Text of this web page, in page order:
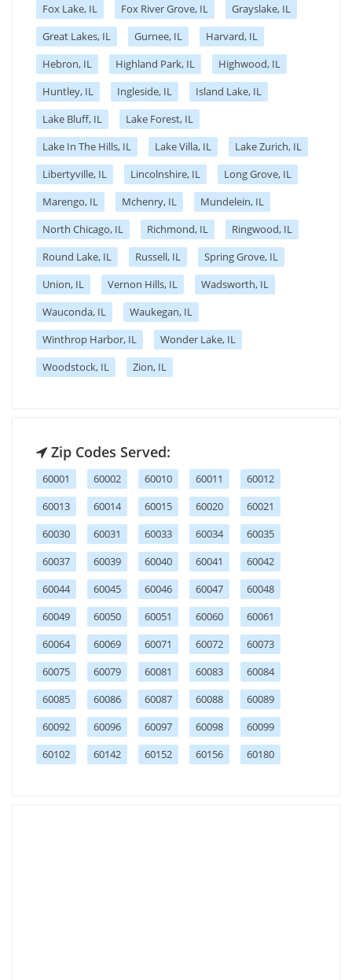
Fox Lake, IL
Fox River Grove, IL
Grayslake, IL
Great Lakes, IL
Gurnee, IL
Harvard, IL
Hebron, IL
Highland Park, IL
Highwood, IL
Huntley, IL
Ingleside, IL
Island Lake, IL
Lake Bluff, IL
Lake Forest, IL
Lake In The Hills, IL
Lake Villa, IL
Lake Zurich, IL
Libertyville, IL
Lincolnshire, IL
Long Grove, IL
Marengo, IL
Mchenry, IL
Mundelein, IL
North Chicago, IL
Richmond, IL
Ringwood, IL
Round Lake, IL
Russell, IL
Spring Grove, IL
Union, IL
Vernon Hills, IL
Wadsworth, IL
Wauconda, IL
Waukegan, IL
Winthrop Harbor, IL
Wonder Lake, IL
Woodstock, IL
Zion, IL
Zip Codes Served:
60001 60002 60010 60011
60012
60013
60014 60015 60020
60021
60030
60031 60033 60034
60035
60037
60039 60040 60041
60042
60044
60045 60046 60047
60048
60049
60050 60051 60060
60061
60064
60069 60071 60072
60073
60075
60079 60081 60083
60084
60085
60086 60087 60088
60089
60092
60096 60097 60098
60099
60102
60142 60152 60156 60180